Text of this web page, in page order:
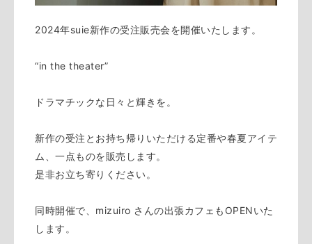
2024年suie新作の受注販売会を開催いたします。
“in the theater”
ドラマチックな日々と輝きを。
新作の受注とお持ち帰りいただける定番や春夏アイテ
ム、一点ものを販売します。
是非お立ち寄りください。
同時開催で、mizuiro さんの出張カフェもOPENいた
します。